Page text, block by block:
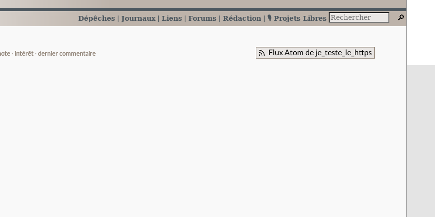
Dépêches Journaux Liens Forums Rédaction 🎙️ Projets Libres
Flux Atom de je_teste_le_https
intérêt dernier commentaire